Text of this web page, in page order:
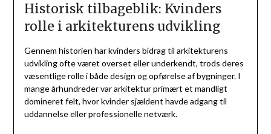
Historisk tilbageblik: Kvinders
rolle i arkitekturens udvikling
Gennem historien har kvinders bidrag til arkitekturens
udvikling ofte været overset eller underkendt, trods deres
væsentlige rolle i både design og opførelse af bygninger. I
mange århundreder var arkitektur primært et mandligt
domineret felt, hvor kvinder sjældent havde adgang til
uddannelse eller professionelle netværk.